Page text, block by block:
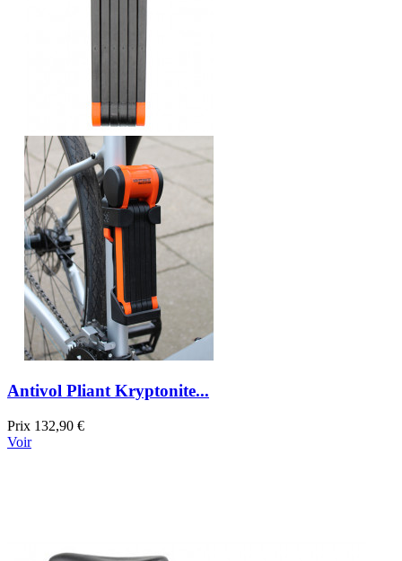
Antivol Pliant Kryptonite...
Prix 132,90 €
Voir